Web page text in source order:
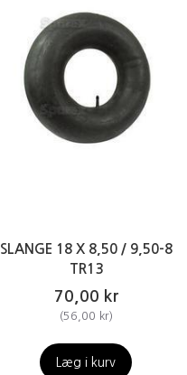
SLANGE 18 X 8,50 / 9,50-8
TR13
70,00 kr
(56,00 kr)
Læg i kurv